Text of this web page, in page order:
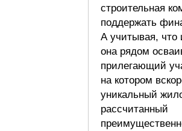
строительная
поддержать
А учитывая, что
она рядом
прилегающий
на котором
уникальный
рассчитанный